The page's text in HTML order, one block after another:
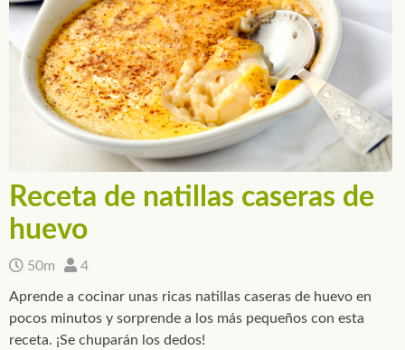
Receta de natillas caseras de
huevo
50m 4
Aprende a cocinar unas ricas natillas caseras de huevo en
pocos minutos y sorprende a los más pequeños con esta
receta. ¡Se chuparán los dedos!